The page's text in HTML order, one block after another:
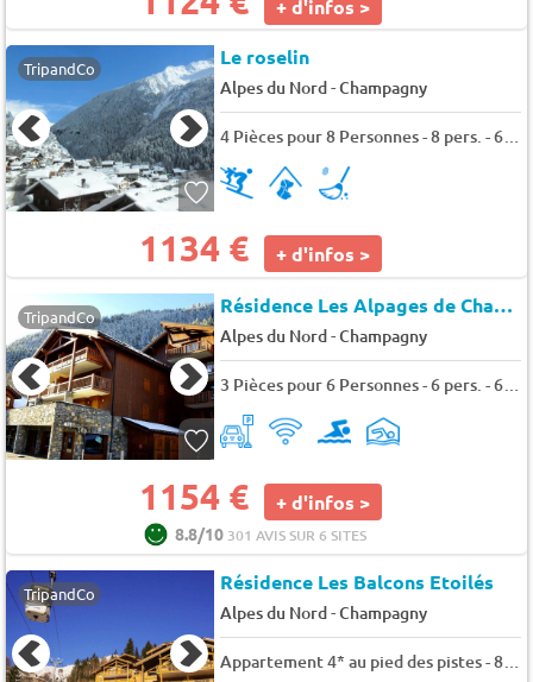
+ d'infos >
TripandCo Le roselin
Alpes du Nord-Champagny
4 Pièces pour 8 Personnes - 8 pers. - 65m2 - TV - Animaux admis
1134 € + d'infos >
TripandCo Résidence Les Alpages de Champagny
Alpes du Nord-Champagny
3 Pièces pour 6 Personnes - 6 pers. - 66m2 - TV
1154 € + d'infos >
8.8/10 301 AVIS SUR 6 SITES
TripandCo Résidence Les Balcons Etoilés
Alpes du Nord-Champagny
Appartement 4* au pied des pistes - 8 pers. - 93m2 - TV